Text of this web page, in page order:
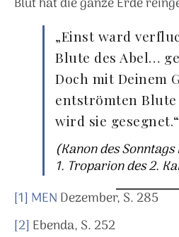
„Einst ward
Blute des Abel…
Doch mit Deinem
entströmten
wird sie gesegnet.“
(Kanon des Sonntags
1. Troparion des 2.
[1] MEN Dezember, S. 285
[2] Ebenda, S. 252